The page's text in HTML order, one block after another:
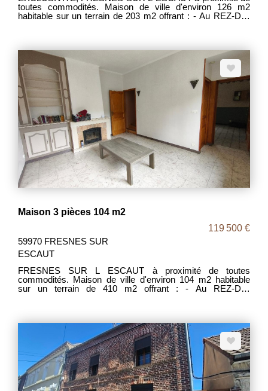
toutes commodités. Maison de ville d'environ 126 m2
habitable sur un terrain de 203 m2 offrant : - Au REZ-DE-
L'EXTERIEUR : un joli jardin. IDEAL 1er ACHAT MDT 2073
frais d'agence étant intégralement à la charge des
vendeurs.
Maison 3 pièces 104 m2
119 500 €
59970 FRESNES SUR
ESCAUT
FRESNES SUR L ESCAUT à proximité de toutes
commodités. Maison de ville d'environ 104 m2 habitable
sur un terrain de 410 m2 offrant : - Au REZ-DE-
Un garage et un joli jardin. IDEAL 1er ACHAT MDT 2096
frais d'agence étant intégralement à la charge des
vendeurs.